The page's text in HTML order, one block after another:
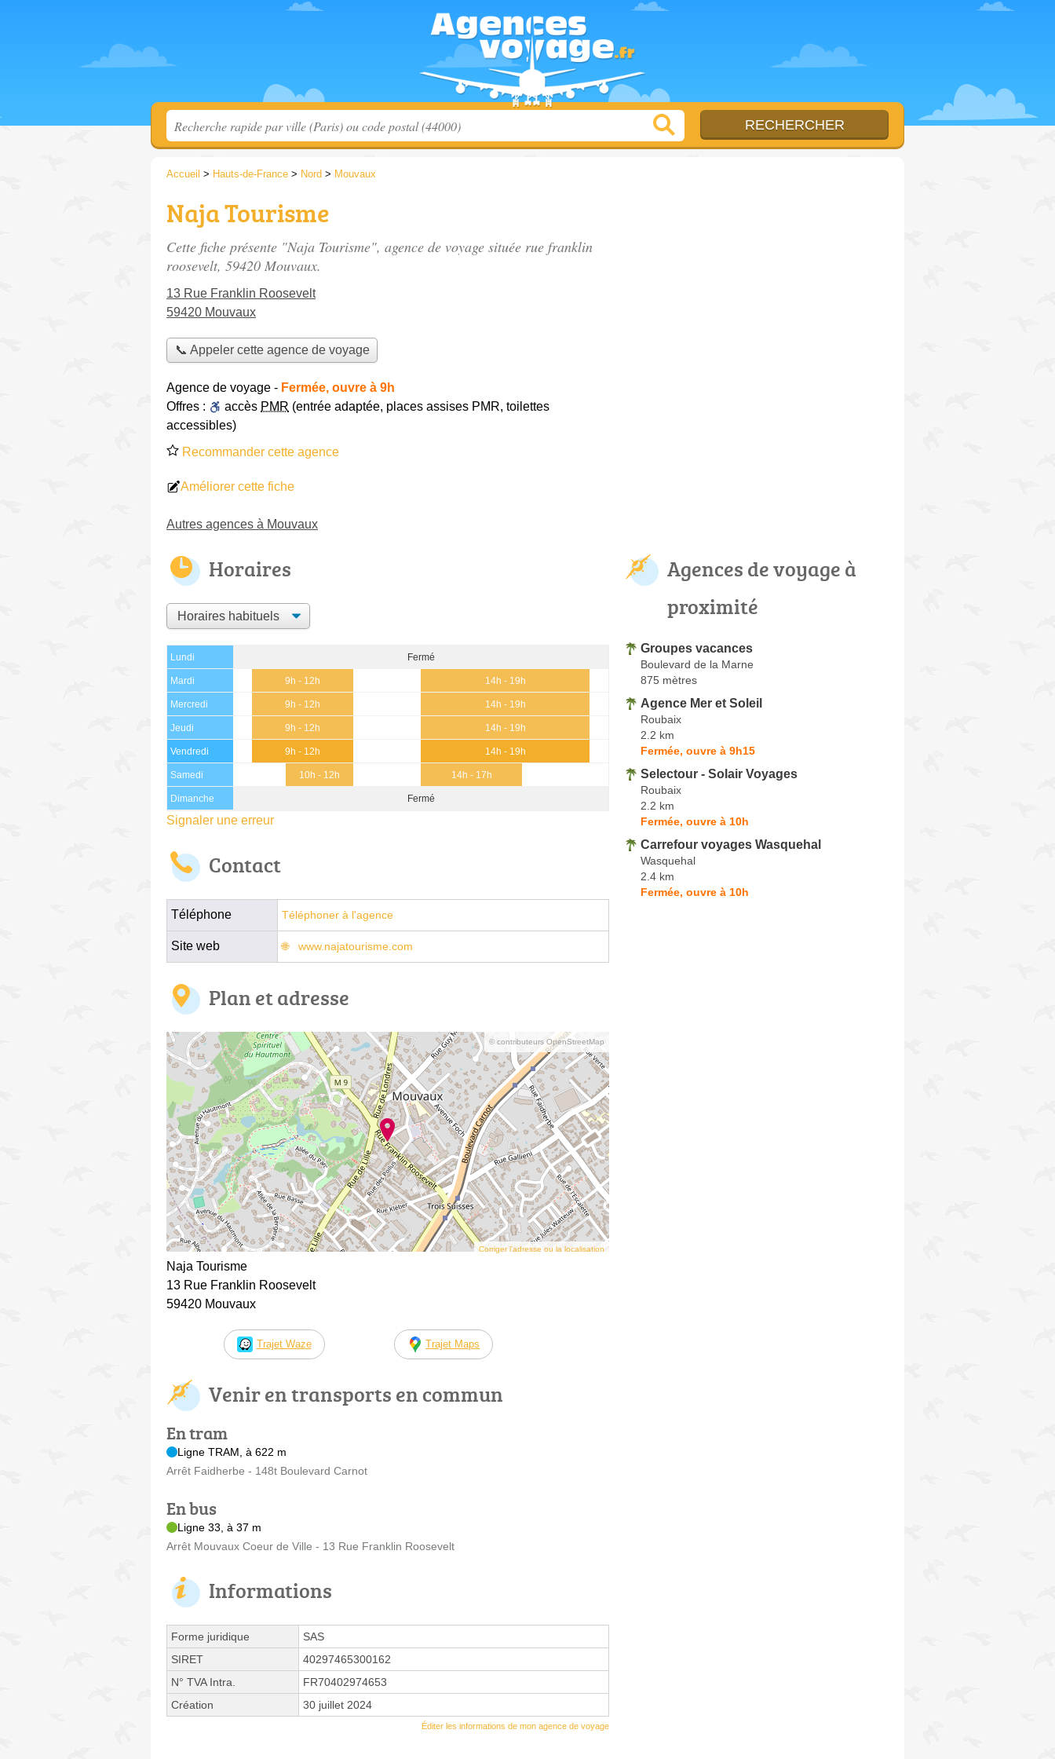
Accueil > Hauts-de-France > Nord > Mouvaux
Naja Tourisme
Cette fiche présente "Naja Tourisme", agence de voyage située rue franklin
roosevelt, 59420 Mouvaux.
13 Rue Franklin Roosevelt
59420 Mouvaux
📞 Appeler cette agence de voyage
Agence de voyage - Fermée, ouvre à 9h
Offres :
accès PMR (entrée adaptée, places assises PMR, toilettes
accessibles)
Recommander cette agence
Améliorer cette fiche
Autres agences à Mouvaux
Horaires
Lundi Fermé
Mardi 9h - 12h 14h - 19h
Mercredi 9h - 12h 14h - 19h
Jeudi 9h - 12h 14h - 19h
Vendredi 9h - 12h 14h - 19h
Samedi 10h - 12h 14h - 17h
Dimanche Fermé
Signaler une erreur
Contact
Téléphone Téléphoner à l'agence
Site web www.najatourisme.com
Plan et adresse
© contributeurs OpenStreetMap
Corriger l’adresse ou la localisation
Naja Tourisme
13 Rue Franklin Roosevelt
59420 Mouvaux
Trajet Waze Trajet Maps
Venir en transports en commun
En tram
Ligne TRAM, à 622 m
Arrêt Faidherbe - 148t Boulevard Carnot
En bus
Ligne 33, à 37 m
Arrêt Mouvaux Coeur de Ville - 13 Rue Franklin Roosevelt
Informations
Forme juridique
SAS
SIRET
40297465300162
N° TVA Intra.
FR70402974653
Création
30 juillet 2024
Éditer les informations de mon agence de voyage
Agences de voyage à
proximité
Groupes vacances
Boulevard de la Marne
875 mètres
Agence Mer et Soleil
Roubaix
2.2 km
Fermée, ouvre à 9h15
Selectour - Solair Voyages
Roubaix
2.2 km
Fermée, ouvre à 10h
Carrefour voyages Wasquehal
Wasquehal
2.4 km
Fermée, ouvre à 10h